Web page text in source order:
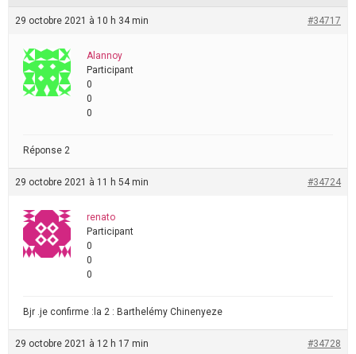
29 octobre 2021 à 10 h 34 min #34717
Alannoy
Participant
0
0
0
Réponse 2
29 octobre 2021 à 11 h 54 min #34724
renato
Participant
0
0
0
Bjr .je confirme :la 2 : Barthelémy Chinenyeze
29 octobre 2021 à 12 h 17 min #34728